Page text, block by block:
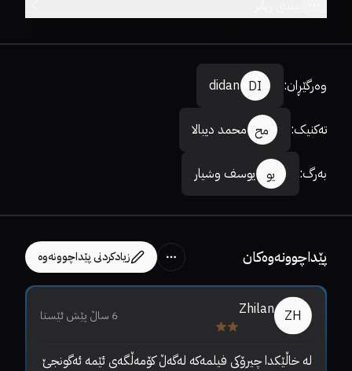
وەرگێڕان:
DI
didan
تەکنیک: مح محمد دیبالا
بەرگ: یو یوسف وشیار
پێداچوونەوەکان زیادکردنی پێداچوونەوە
ZH
Zhilan 6 ساڵ پێش ئێستا
لە خاڵێکدا چیرۆکی فیلمەکە لەگەڵ کۆمەڵگەی ئێمە ئەگونجێ